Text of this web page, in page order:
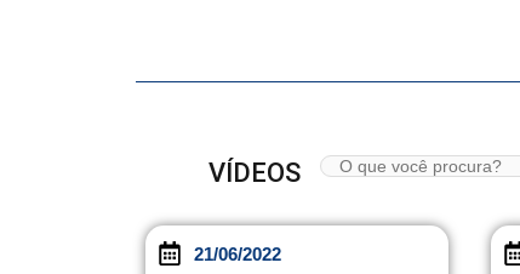
VÍDEOS
21/06/2022